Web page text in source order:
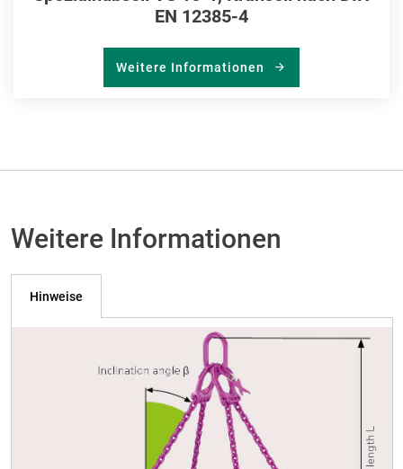
EN 12385-4
Weitere Informationen
Weitere Informationen
Hinweise